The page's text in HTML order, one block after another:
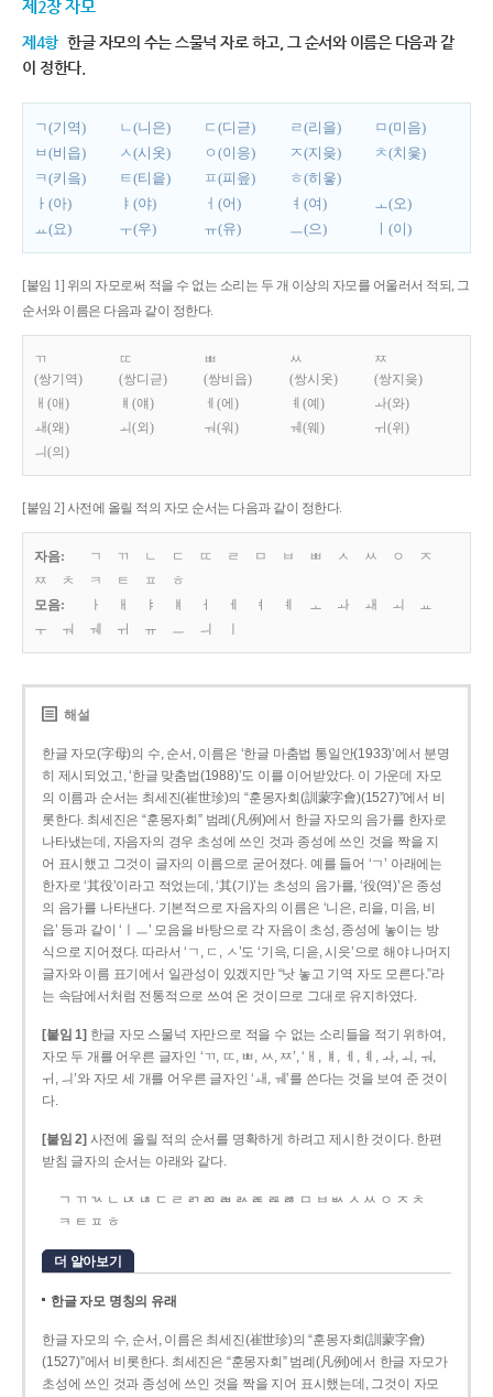
제2장 자모
제4항 한글 자모의 수는 스물넉 자로 하고, 그 순서와 이름은 다음과 같
이 정한다.
ㄱ(기역) ㄴ(니은) ㄷ(디귿) ㄹ(리을)
ㅁ(미음)
ㅂ(비읍)
ㅅ(시옷) ㅇ(이응) ㅈ(지읒)
ㅊ(치읓)
ㅋ(키읔)
ㅌ(티읕) ㅍ(피읖)
ㅎ(히읗)
ㅏ(아)
ㅑ(야) ㅓ(어) ㅕ(여)
ㅗ(오)
ㅛ(요)
ㅜ(우) ㅠ(유) ㅡ(으) ㅣ(이)
[붙임 1] 위의 자모로써 적을 수 없는 소리는 두 개 이상의 자모를 어울러서 적되, 그
순서와 이름은 다음과 같이 정한다.
ㄲ
(쌍기역)
ㄸ
(쌍디귿)
ㅃ
(쌍비읍)
ㅆ
(쌍시옷)
ㅉ
(쌍지읒)
ㅐ(애)
ㅒ(얘) ㅔ(에) ㅖ(예)
ㅘ(와)
ㅙ(왜)
ㅚ(외) ㅝ(워) ㅞ(웨)
ㅟ(위)
ㅢ(의)
[붙임 2] 사전에 올릴 적의 자모 순서는 다음과 같이 정한다.
자음: ㄱ ㄲ ㄴ ㄷ ㄸ ㄹ ㅁ ㅂ ㅃ ㅅ ㅆ ㅇ
ㅈ
ㅉ
ㅊ ㅋ ㅌ ㅍ
ㅎ
모음:
ㅏ ㅐ ㅑ ㅒ ㅓ ㅔ ㅕ ㅖ ㅗ ㅘ ㅙ ㅚ
ㅛ
ㅜ
ㅝ ㅞ ㅟ ㅠ ㅡ ㅢ
해설
한글 자모(字母)의 수, 순서, 이름은 ‘한글 마춤법 통일안(1933)’에서 분명
히 제시되었고, ‘한글 맞춤법(1988)’도 이를 이어받았다. 이 가운데 자모
의 이름과 순서는 최세진(崔世珍)의 “훈몽자회(訓蒙字會)(1527)”에서 비
롯한다. 최세진은 “훈몽자회” 범례(凡例)에서 한글 자모의 음가를 한자로
나타냈는데, 자음자의 경우 초성에 쓰인 것과 종성에 쓰인 것을 짝을 지
어 표시했고 그것이 글자의 이름으로 굳어졌다. 예를 들어 ‘ㄱ’ 아래에는
한자로 ‘其役’이라고 적었는데, ‘其(기)’는 초성의 음가를, ‘役(역)’은 종성
의 음가를 나타낸다. 기본적으로 자음자의 이름은 ‘니은, 리을, 미음, 비
읍’ 등과 같이 ‘ㅣㅡ’ 모음을 바탕으로 각 자음이 초성, 종성에 놓이는 방
식으로 지어졌다. 따라서 ‘ㄱ, ㄷ, ㅅ’도 ‘기윽, 디읃, 시읏’으로 해야 나머지
글자와 이름 표기에서 일관성이 있겠지만 “낫 놓고 기역 자도 모른다.”라
는 속담에서처럼 전통적으로 쓰여 온 것이므로 그대로 유지하였다.
[붙임 1] 한글 자모 스물넉 자만으로 적을 수 없는 소리들을 적기 위하여,
자모 두 개를 어우른 글자인 ‘ㄲ, ㄸ, ㅃ, ㅆ, ㅉ’, ‘ㅐ, ㅒ, ㅔ, ㅖ, ㅘ, ㅚ, ㅝ,
ㅟ, ㅢ’와 자모 세 개를 어우른 글자인 ‘ㅙ, ㅞ’를 쓴다는 것을 보여 준 것이
다.
[붙임 2] 사전에 올릴 적의 순서를 명확하게 하려고 제시한 것이다. 한편
받침 글자의 순서는 아래와 같다.
ㄱ ㄲ ㄳ ㄴ ㄵ ㄶ ㄷ ㄹ ㄺ ㄻ ㄼ ㄽ ㄾ ㄿ ㅀ ㅁ ㅂ ㅄ ㅅ ㅆ ㅇ ㅈ ㅊ
ㅋ ㅌ ㅍ ㅎ
더 알아보기
한글 자모 명칭의 유래
한글 자모의 수, 순서, 이름은 최세진(崔世珍)의 “훈몽자회(訓蒙字會)
(1527)”에서 비롯한다. 최세진은 “훈몽자회” 범례(凡例)에서 한글 자모가
초성에 쓰인 것과 종성에 쓰인 것을 짝을 지어 표시했는데, 그것이 자모